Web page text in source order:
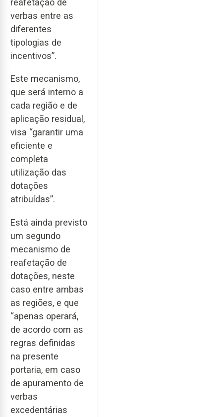
verbas entre as
diferentes
tipologias de
incentivos”.
Este mecanismo,
que será interno a
cada região e de
aplicação residual,
visa “garantir uma
eficiente e
completa
utilização das
dotações
atribuídas”.
Está ainda previsto
um segundo
mecanismo de
reafetação de
dotações, neste
caso entre ambas
as regiões, e que
“apenas operará,
de acordo com as
regras definidas
na presente
portaria, em caso
de apuramento de
verbas
excedentárias